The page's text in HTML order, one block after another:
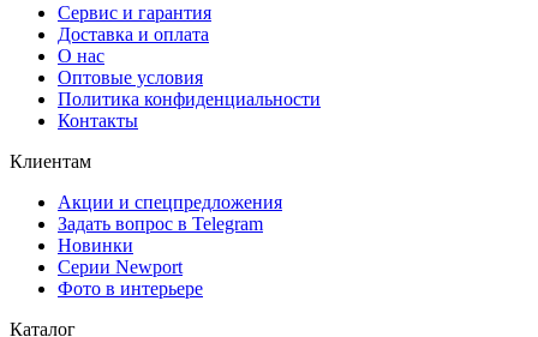
Сервис и гарантия
Доставка и оплата
О нас
Оптовые условия
Политика конфиденциальности
Контакты
Клиентам
Акции и спецпредложения
Задать вопрос в Telegram
Новинки
Серии Newport
Фото в интерьере
Каталог